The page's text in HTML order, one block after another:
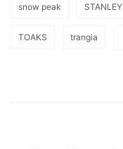
snow peak STANLEY
TOAKS trangia